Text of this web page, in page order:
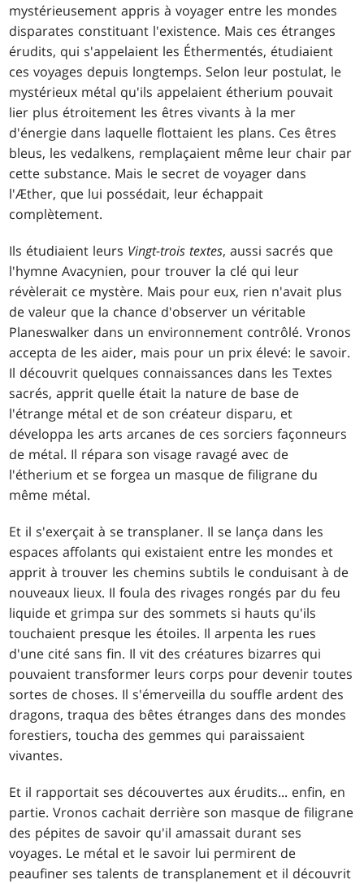
mystérieusement appris à voyager entre les mondes
disparates constituant l'existence. Mais ces étranges
érudits, qui s'appelaient les Éthermentés, étudiaient
ces voyages depuis longtemps. Selon leur postulat, le
mystérieux métal qu'ils appelaient étherium pouvait
lier plus étroitement les êtres vivants à la mer
d'énergie dans laquelle flottaient les plans. Ces êtres
bleus, les vedalkens, remplaçaient même leur chair par
cette substance. Mais le secret de voyager dans
l'Æther, que lui possédait, leur échappait
complètement.
Ils étudiaient leurs Vingt-trois textes, aussi sacrés que
l'hymne Avacynien, pour trouver la clé qui leur
révèlerait ce mystère. Mais pour eux, rien n'avait plus
de valeur que la chance d'observer un véritable
Planeswalker dans un environnement contrôlé. Vronos
accepta de les aider, mais pour un prix élevé: le savoir.
Il découvrit quelques connaissances dans les Textes
sacrés, apprit quelle était la nature de base de
l'étrange métal et de son créateur disparu, et
développa les arts arcanes de ces sorciers façonneurs
de métal. Il répara son visage ravagé avec de
l'étherium et se forgea un masque de filigrane du
même métal.
Et il s'exerçait à se transplaner. Il se lança dans les
espaces affolants qui existaient entre les mondes et
apprit à trouver les chemins subtils le conduisant à de
nouveaux lieux. Il foula des rivages rongés par du feu
liquide et grimpa sur des sommets si hauts qu'ils
touchaient presque les étoiles. Il arpenta les rues
d'une cité sans fin. Il vit des créatures bizarres qui
pouvaient transformer leurs corps pour devenir toutes
sortes de choses. Il s'émerveilla du souffle ardent des
dragons, traqua des bêtes étranges dans des mondes
forestiers, toucha des gemmes qui paraissaient
vivantes.
Et il rapportait ses découvertes aux érudits... enfin, en
partie. Vronos cachait derrière son masque de filigrane
des pépites de savoir qu'il amassait durant ses
voyages. Le métal et le savoir lui permirent de
peaufiner ses talents de transplanement et il découvrit